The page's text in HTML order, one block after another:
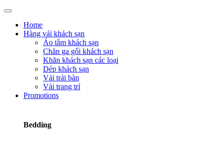
Home
Hàng vải khách sạn
Áo tắm khách sạn
Chăn ga gối khách sạn
Khăn khách sạn các loại
Dép khách sạn
Vải trải bàn
Vải trang trí
Promotions
Bedding